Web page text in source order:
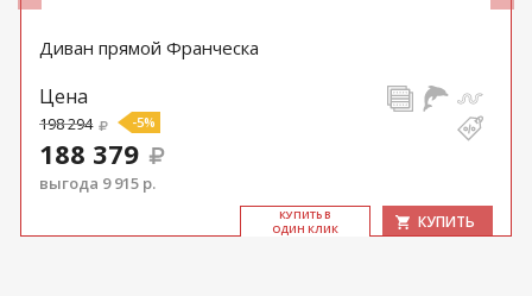
Диван прямой Франческа
Цена
198 294 -5%
188 379
выгода 9 915 р.
КУ­ПИТЬ В
ОДИН КЛИК
КУПИТЬ